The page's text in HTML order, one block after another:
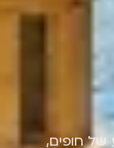
חופים,